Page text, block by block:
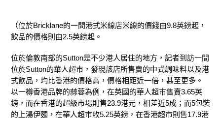
（位於Bricklane的一間港式米線店米線的價錢由9.8英鎊起，
飲品的價格則由2.5英鎊起。
位於倫敦南部的Sutton是不少港人居住的地方，記者到訪一間
位於Sutton的華人超市，發現該店所售賣的中式調味料以及港
式飲品，均比香港的價格高，價格相距近一倍，甚至更多。
以一樽香港品牌的蒜蓉為例，在英國的華人超市售賣3.65英
鎊，而在香港的超級市場則售23.9港元，相差近5成；而5包裝
的上湯伊麵，在華人超市收5.25英鎊，在香港超市則售17.9港